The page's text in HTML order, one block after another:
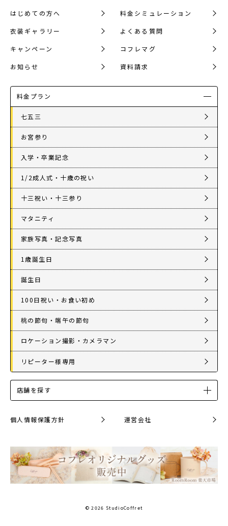
はじめての方へ 料金シミュレーション
衣装ギャラリー よくある質問
キャンペーン コフレマグ
お知らせ 資料請求
料金プラン
七五三
お宮参り
入学・卒業記念
1/2成人式・十歳の祝い
十三祝い・十三参り
マタニティ
家族写真・記念写真
1歳誕生日
誕生日
100日祝い・お食い初め
桃の節句・端午の節句
ロケーション撮影・カメラマン
リピーター様専用
店舗を探す
個人情報保護方針 運営会社
© 2026 StudioCoffret